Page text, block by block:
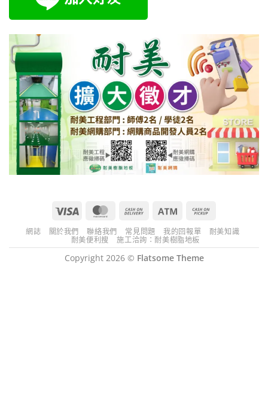
Visa MasterCardCash
Delivery
Atm
Pickup
網誌 關於我們 聯絡我們 常見問題 我的回報單
耐美知識
耐美便利搜
施工洽詢：耐美樹脂地板
Copyright 2026 © Flatsome Theme